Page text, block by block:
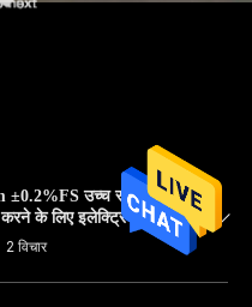
±0.2%FS उच्च सटीकता
करने के लिए इलेक्ट्रिक
2 विचार